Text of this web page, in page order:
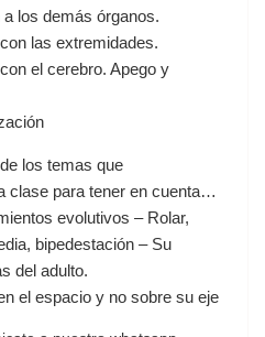
los demás órganos.
las extremidades.
el cerebro. Apego y
los temas que
clase para tener en cuenta…
evolutivos – Rolar,
bipedestación – Su
del adulto.
el espacio y no sobre su eje